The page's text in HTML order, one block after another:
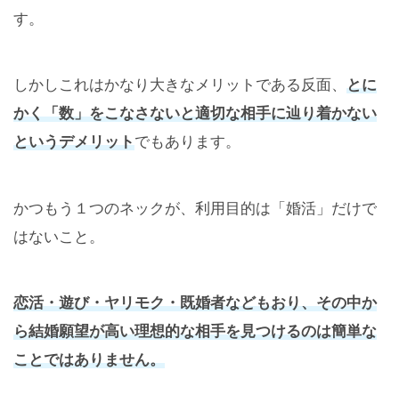
す。
しかしこれはかなり大きなメリットである反面、 とに
かく「数」をこなさないと適切な相手に辿り着かない
というデメリットでもあります。
かつもう１つのネックが、利用目的は「婚活」だけで
はないこと。
恋活・遊び・ヤリモク・既婚者などもおり、その中か
ら結婚願望が高い理想的な相手を見つけるのは簡単な
ことではありません。